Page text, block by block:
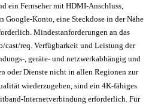
ein Fernseher mit HDMI-Anschluss,
Konto, eine Steckdose in der Nähe
Mindestanforderungen an das
cast/req. Verfügbarkeit und Leistung der
, geräte- und netzwerkabhängig und
oder Dienste nicht in allen Regionen zur
wiederzugeben, sind ein 4K-fähiges
Internetverbindung erforderlich. Für